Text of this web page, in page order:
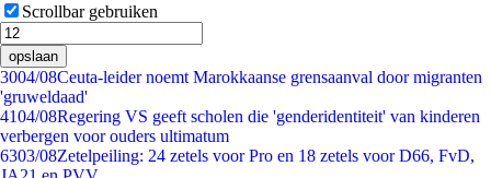
Scrollbar gebruiken
opslaan
3004/08Ceuta-leider noemt Marokkaanse grensaanval door migranten
'gruweldaad'
4104/08Regering VS geeft scholen die 'genderidentiteit' van kinderen
verbergen voor ouders ultimatum
6303/08Zetelpeiling: 24 zetels voor Pro en 18 zetels voor D66, FvD,